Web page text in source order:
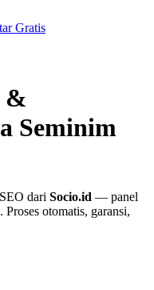
Gratis
&
Seminim
dari Socio.id — panel
otomatis, garansi,